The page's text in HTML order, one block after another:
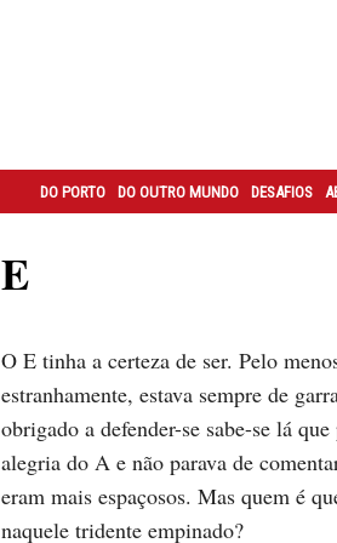
DO PORTO DO OUTRO MUNDO DESAFIOS
E
O E tinha a certeza de ser. Pelo
estranhamente, estava sempre de
obrigado a defender-se sabe-se lá
alegria do A e não parava de
eram mais espaçosos. Mas quem é
naquele tridente empinado?